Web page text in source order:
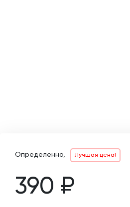
Определенно, Лучшая цена!
390 ₽